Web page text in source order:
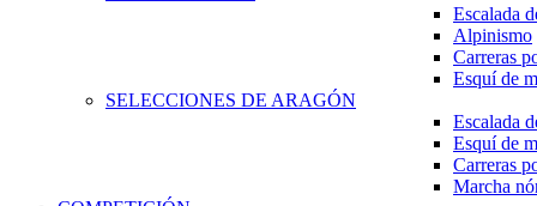
Escalada
Alpinismo
Carreras
Esquí de
SELECCIONES DE ARAGÓN
Escalada
Esquí de
Carreras
Marcha